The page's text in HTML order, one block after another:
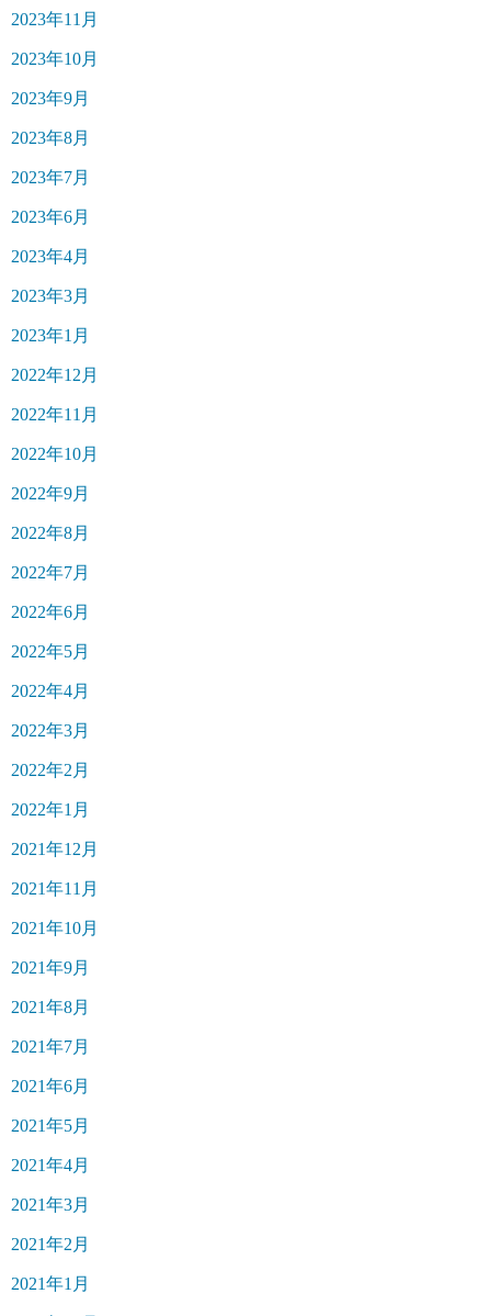
2023年11月
2023年10月
2023年9月
2023年8月
2023年7月
2023年6月
2023年4月
2023年3月
2023年1月
2022年12月
2022年11月
2022年10月
2022年9月
2022年8月
2022年7月
2022年6月
2022年5月
2022年4月
2022年3月
2022年2月
2022年1月
2021年12月
2021年11月
2021年10月
2021年9月
2021年8月
2021年7月
2021年6月
2021年5月
2021年4月
2021年3月
2021年2月
2021年1月